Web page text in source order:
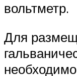
вольтметр.
Для